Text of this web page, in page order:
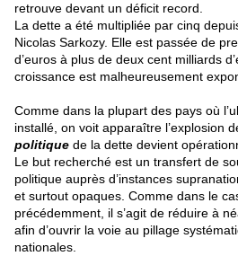
retrouve devant un déficit record.
La dette a été multipliée par cinq
Nicolas Sarkozy. Elle est passée de
d’euros à plus de deux cent milliards
croissance est malheureusement
Comme dans la plupart des pays où
installé, on voit apparaître l’explosion
politique de la dette devient
Le but recherché est un transfert de
politique auprès d’instances
et surtout opaques. Comme dans le
précédemment, il s’agit de réduire à
afin d’ouvrir la voie au pillage
nationales.